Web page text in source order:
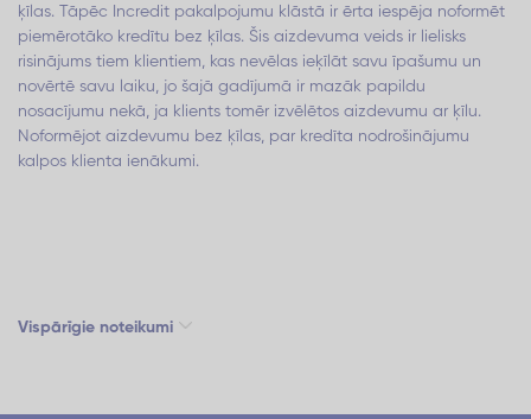
ķīlas. Tāpēc Incredit pakalpojumu klāstā ir ērta iespēja noformēt
piemērotāko kredītu bez ķīlas. Šis aizdevuma veids ir lielisks
risinājums tiem klientiem, kas nevēlas ieķīlāt savu īpašumu un
novērtē savu laiku, jo šajā gadījumā ir mazāk papildu
nosacījumu nekā, ja klients tomēr izvēlētos aizdevumu ar ķīlu.
Noformējot aizdevumu bez ķīlas, par kredīta nodrošinājumu
kalpos klienta ienākumi.
Vispārīgie noteikumi